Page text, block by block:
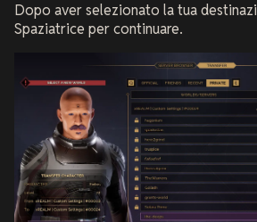
Dopo aver selezionato la tua
Spaziatrice per continuare.